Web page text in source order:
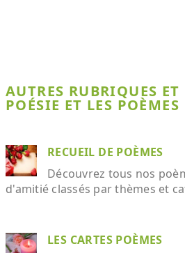
AUTRES RUBRIQUES
POÉSIE ET LES POÈMES
RECUEIL DE POÈMES
Découvrez tous nos
d'amitié classés par thèmes et
LES CARTES POÈMES